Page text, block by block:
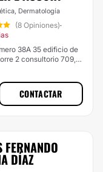
Dermatología
(8 Opiniones)·
38A 35 edificio de
2 consultorio 709,
CONTACTAR
DÍAZ